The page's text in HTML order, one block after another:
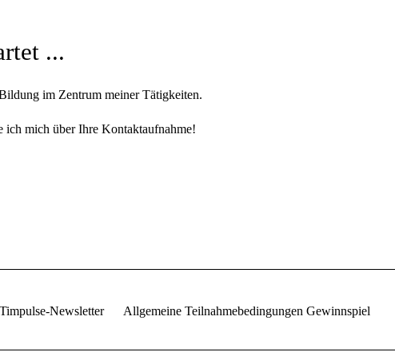
...
im Zentrum meiner Tätigkeiten.
ich mich über Ihre Kontaktaufnahme!
Newsletter Allgemeine Teilnahmebedingungen Gewinnspiel